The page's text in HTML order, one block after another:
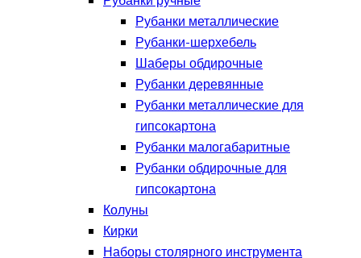
Рубанки металлические
Рубанки-шерхебель
Шаберы обдирочные
Рубанки деревянные
Рубанки металлические для
гипсокартона
Рубанки малогабаритные
Рубанки обдирочные для
гипсокартона
Колуны
Кирки
Наборы столярного инструмента